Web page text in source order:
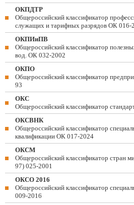
ОКПДТР
Общероссийский классификатор
служащих и тарифных разрядов ОК 016-
ОКПИиПВ
Общероссийский классификатор
вод. ОК 032-2002
ОКПО
Общероссийский классификатор
93
ОКС
Общероссийский классификатор
ОКСВНК
Общероссийский классификатор
квалификации ОК 017-2024
ОКСМ
Общероссийский классификатор
97) 025-2001
ОКСО 2016
Общероссийский классификатор
009-2016